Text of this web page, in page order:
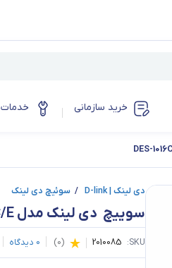
خرید سازمانی
دی لینک | D-link / سوئیچ دی لینک
سوییچ  دی لینک مدل DES-1016C/E
SKU:
2010085
(
0
)
0 دیدگاه